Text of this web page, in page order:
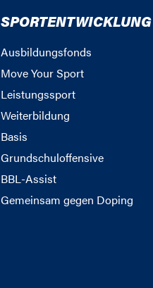
SPORTENTWICKLUNG
Ausbildungsfonds
Move Your Sport
Leistungssport
Weiterbildung
Basis
Grundschuloffensive
BBL-Assist
Gemeinsam gegen Doping